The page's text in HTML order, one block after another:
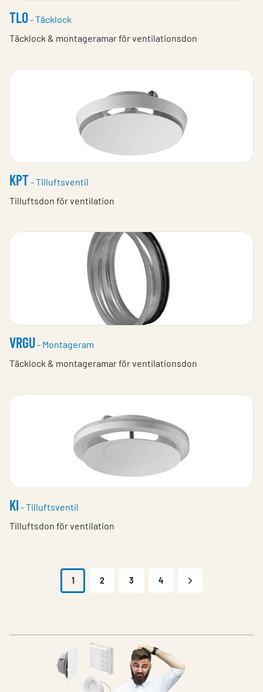
TLO- Täcklock
Täcklock & montageramar för ventilationsdon
KPT- Tilluftsventil
Tilluftsdon för ventilation
VRGU- Montageram
Täcklock & montageramar för ventilationsdon
KI - Tilluftsventil
Tilluftsdon för ventilation
1 2 3 4